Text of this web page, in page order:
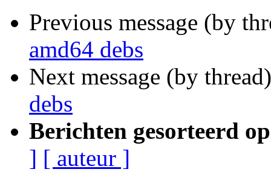
Previous message (by
amd64 debs
Next message (by
debs
Berichten gesorteerd
] [ auteur ]